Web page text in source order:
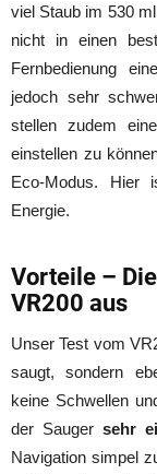
viel Staub im 530
nicht in einen
Fernbedienung
jedoch sehr
stellen zudem
einstellen zu
Eco-Modus. Hier
Energie.
Vorteile –
VR200 aus
Unser Test vom
saugt, sondern
keine Schwellen
der Sauger sehr
Navigation simpel